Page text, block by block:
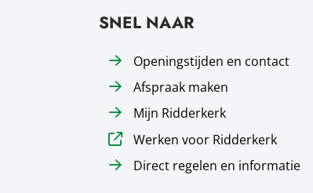
SNEL NAAR
Openingstijden en contact
Afspraak maken
Mijn Ridderkerk
Werken voor Ridderkerk
Direct regelen en informatie